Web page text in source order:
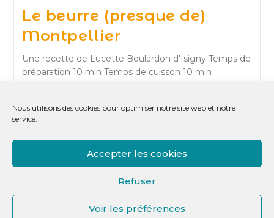
Nous utilisons des cookies pour optimiser notre site web et notre
service.
Accepter les cookies
Refuser
Voir les préférences
Le beurre (presque de)
Montpellier
Une recette de Lucette Boulardon d'Isigny Temps de
préparation 10 min Temps de cuisson 10 min
poignée) Hanchois (selon le goût…
Continuer La LectureLe
Beurre
(presque
De)
Montpellier